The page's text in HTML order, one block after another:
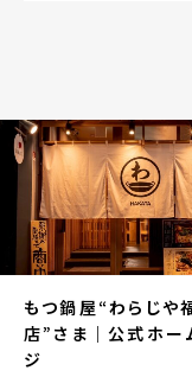
もつ鍋屋“わらじや
店”さま｜公式ホー
ジ